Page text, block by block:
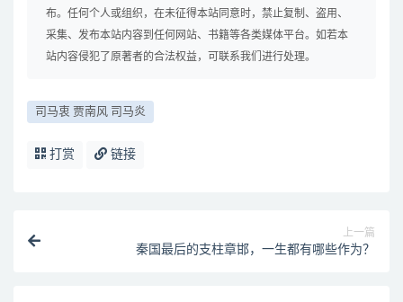
布。任何个人或组织，在未征得本站同意时，禁止复制、盗用、
采集、发布本站内容到任何网站、书籍等各类媒体平台。如若本
站内容侵犯了原著者的合法权益，可联系我们进行处理。
司马衷 贾南风 司马炎
打赏 链接
上一篇
秦国最后的支柱章邯，一生都有哪些作为？